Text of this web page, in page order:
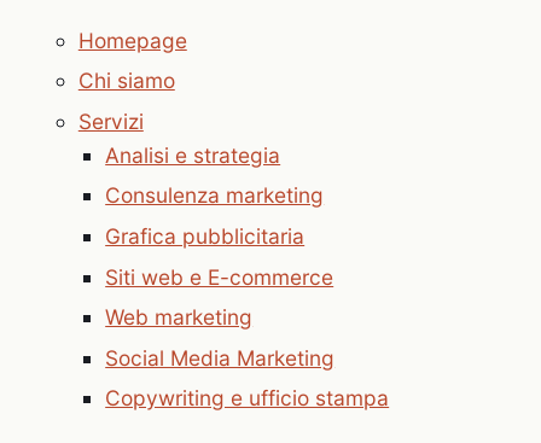
Homepage
Chi siamo
Servizi
Analisi e strategia
Consulenza marketing
Grafica pubblicitaria
Siti web e E-commerce
Web marketing
Social Media Marketing
Copywriting e ufficio stampa